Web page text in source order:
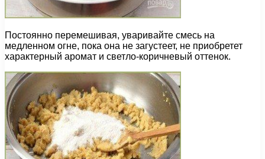
Постоянно перемешивая, уваривайте смесь на
медленном огне, пока она не загустеет, не приобретет
характерный аромат и светло-коричневый оттенок.